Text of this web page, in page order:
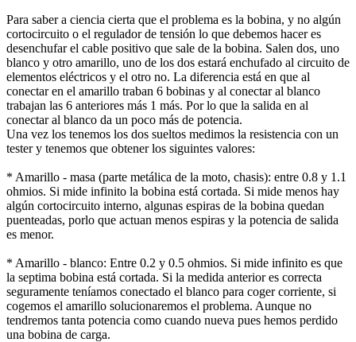
Para saber a ciencia cierta que el problema es la bobina, y no algún
cortocircuito o el regulador de tensión lo que debemos hacer es
desenchufar el cable positivo que sale de la bobina. Salen dos, uno
blanco y otro amarillo, uno de los dos estará enchufado al circuito de
elementos eléctricos y el otro no. La diferencia está en que al
conectar en el amarillo traban 6 bobinas y al conectar al blanco
trabajan las 6 anteriores más 1 más. Por lo que la salida en al
conectar al blanco da un poco más de potencia.
Una vez los tenemos los dos sueltos medimos la resistencia con un
tester y tenemos que obtener los siguintes valores:
* Amarillo - masa (parte metálica de la moto, chasis): entre 0.8 y 1.1
ohmios. Si mide infinito la bobina está cortada. Si mide menos hay
algún cortocircuito interno, algunas espiras de la bobina quedan
puenteadas, porlo que actuan menos espiras y la potencia de salida
es menor.
* Amarillo - blanco: Entre 0.2 y 0.5 ohmios. Si mide infinito es que
la septima bobina está cortada. Si la medida anterior es correcta
seguramente teníamos conectado el blanco para coger corriente, si
cogemos el amarillo solucionaremos el problema. Aunque no
tendremos tanta potencia como cuando nueva pues hemos perdido
una bobina de carga.